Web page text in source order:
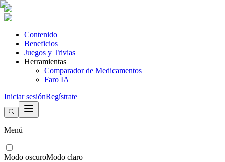
Contenido
Beneficios
Juegos y Trivias
Herramientas
Comparador de Medicamentos
Faro IA
Iniciar sesiónRegístrate
Menú
Modo oscuroModo claro